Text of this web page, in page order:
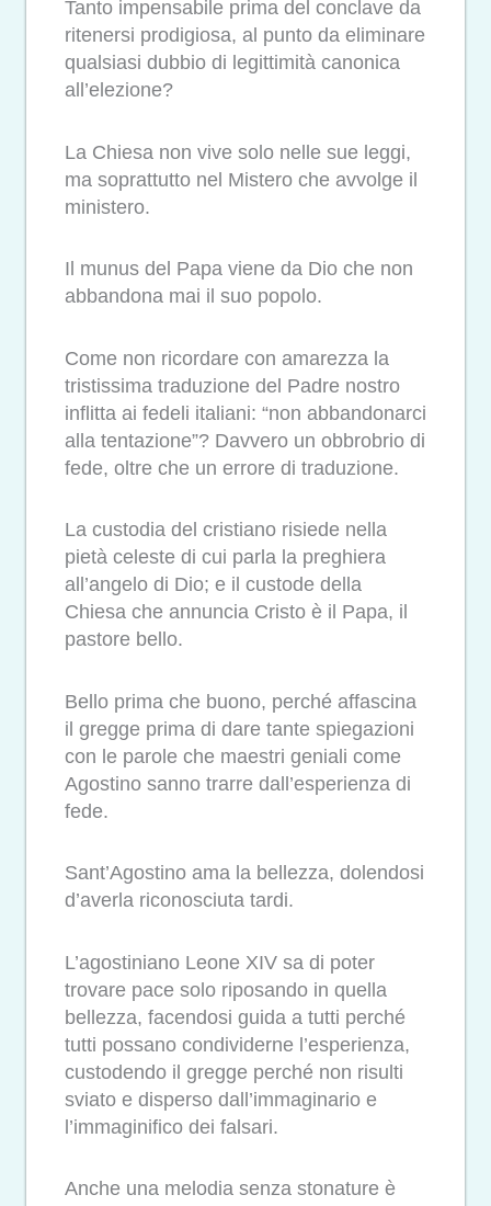
Tanto impensabile prima del conclave da
ritenersi prodigiosa, al punto da eliminare
qualsiasi dubbio di legittimità canonica
all’elezione?
La Chiesa non vive solo nelle sue leggi,
ma soprattutto nel Mistero che avvolge il
ministero.
Il munus del Papa viene da Dio che non
abbandona mai il suo popolo.
Come non ricordare con amarezza la
tristissima traduzione del Padre nostro
inflitta ai fedeli italiani: “non abbandonarci
alla tentazione”? Davvero un obbrobrio di
fede, oltre che un errore di traduzione.
La custodia del cristiano risiede nella
pietà celeste di cui parla la preghiera
all’angelo di Dio; e il custode della
Chiesa che annuncia Cristo è il Papa, il
pastore bello.
Bello prima che buono, perché affascina
il gregge prima di dare tante spiegazioni
con le parole che maestri geniali come
Agostino sanno trarre dall’esperienza di
fede.
Sant’Agostino ama la bellezza, dolendosi
d’averla riconosciuta tardi.
L’agostiniano Leone XIV sa di poter
trovare pace solo riposando in quella
bellezza, facendosi guida a tutti perché
tutti possano condividerne l’esperienza,
custodendo il gregge perché non risulti
sviato e disperso dall’immaginario e
l’immaginifico dei falsari.
Anche una melodia senza stonature è